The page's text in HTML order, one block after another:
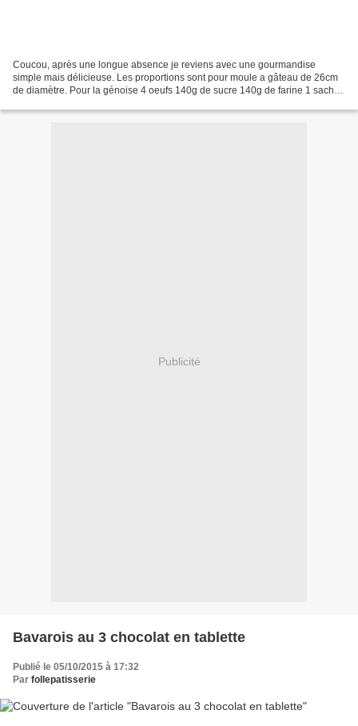
Coucou, après une longue absence je reviens avec une gourmandise
simple mais délicieuse. Les proportions sont pour moule a gâteau de 26cm
de diamètre. Pour la génoise 4 oeufs 140g de sucre 140g de farine 1 sachet
Publicité
Bavarois au 3 chocolat en tablette
Publié le 05/10/2015 à 17:32
Par follepatisserie